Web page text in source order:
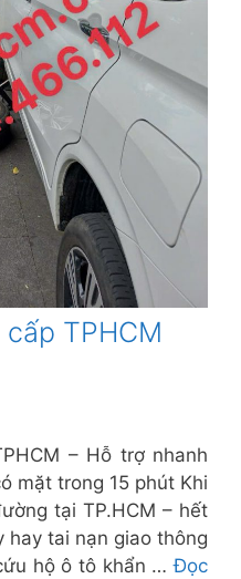
TPHCM
– Hỗ trợ nhanh
mặt trong 15 phút Khi
tại TP.HCM – hết
hay tai nạn giao thông
hộ ô tô khẩn …Đọc